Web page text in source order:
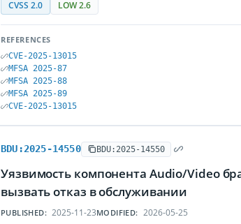
CVSS 2.0 LOW 2.6
REFERENCES
CVE-2025-13015
MFSA 2025-87
MFSA 2025-88
MFSA 2025-89
CVE-2025-13015
BDU:2025-14550 BDU:2025-14550
Уязвимость компонента Audio/Video
вызвать отказ в обслуживании
PUBLISHED: 2025-11-23MODIFIED: 2026-05-25